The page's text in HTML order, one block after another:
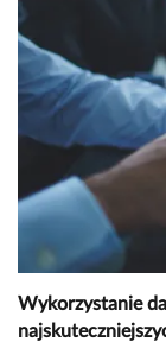
Wykorzystanie